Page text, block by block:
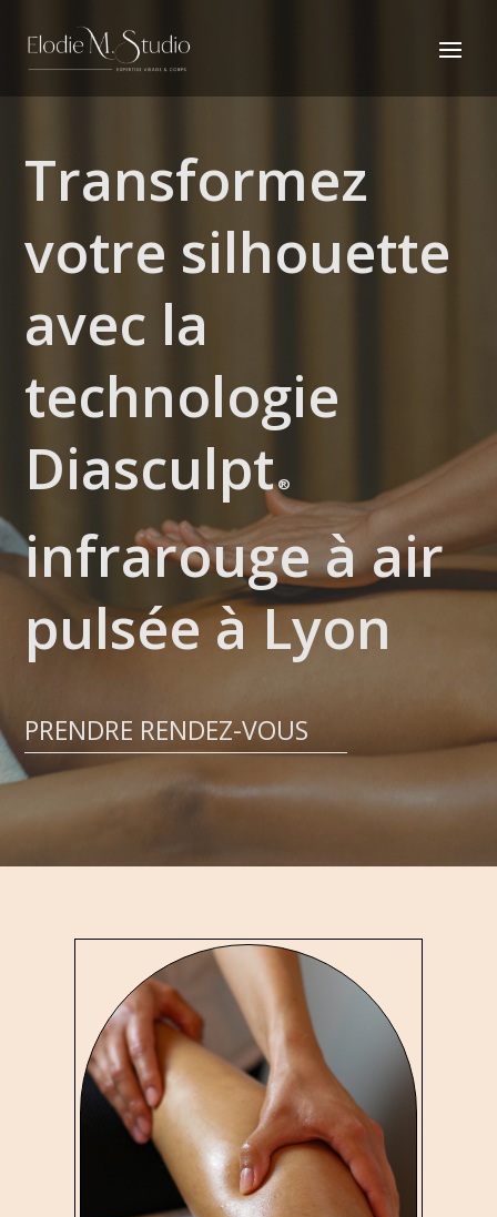
Transformez
votre silhouette
avec la
technologie
Diasculpt®
infrarouge à air
pulséeà Lyon
PRENDRE RENDEZ-VOUS